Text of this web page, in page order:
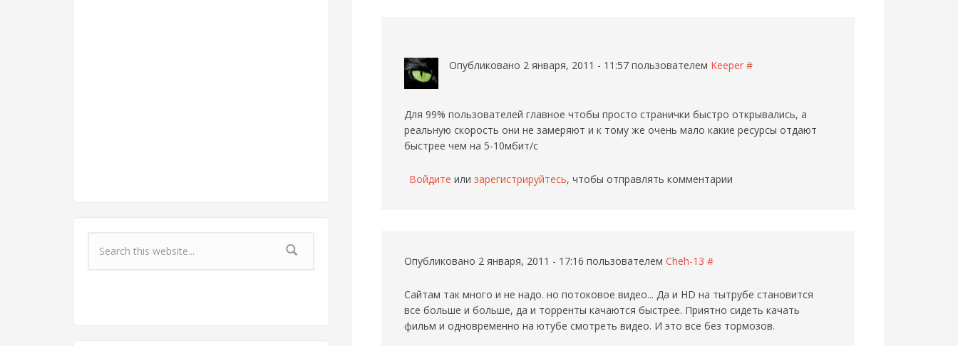
Форма поиска
Опубликовано 2 января, 2011 - 11:57 пользователем Keeper #
Для 99% пользователей главное чтобы просто странички быстро открывались, а
реальную скорость они не замеряют и к тому же очень мало какие ресурсы отдают
быстрее чем на 5-10мбит/с
Войдите или зарегистрируйтесь, чтобы отправлять комментарии
Опубликовано 2 января, 2011 - 17:16 пользователем Cheh-13 #
Сайтам так много и не надо. но потоковое видео... Да и HD на тытрубе становится
все больше и больше, да и торренты качаются быстрее. Приятно сидеть качать
фильм и одновременно на ютубе смотреть видео. И это все без тормозов.